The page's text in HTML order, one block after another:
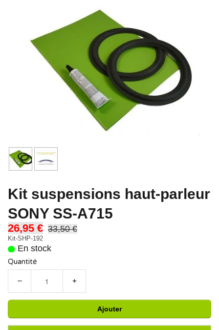
Kit suspensions haut-parleur
SONY SS-A715
26,95 € 33,50 €
Kit-SHP-192
En stock
Quantité
− +
Ajouter